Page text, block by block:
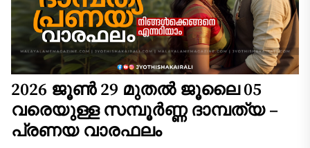
2026 ജൂൺ 29 മുതൽ ജൂലൈ 05
വരെയുള്ള സമ്പൂർണ്ണ ദാമ്പത്യ –
പ്രണയ വാരഫലം